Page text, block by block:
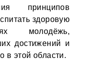
принципов
здоровую
молодёжь,
достижений и
в этой области.